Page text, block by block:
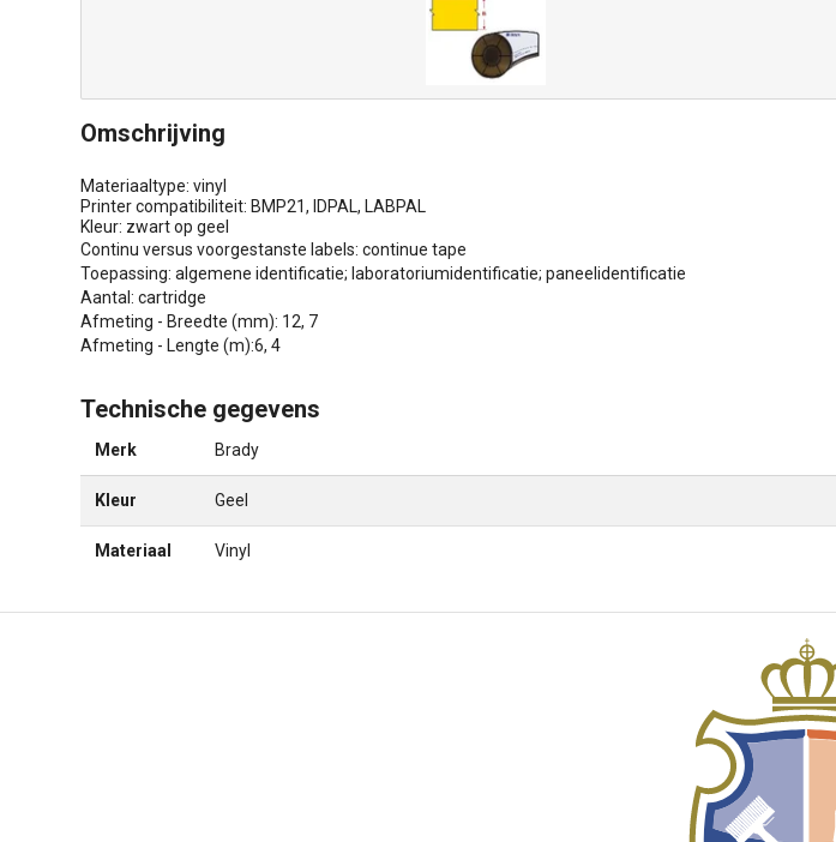
Omschrijving
Materiaaltype: vinyl
Printer compatibiliteit: BMP21, IDPAL, LABPAL
Kleur: zwart op geel
Continu versus voorgestanste labels: continue tape
Toepassing: algemene identificatie; laboratoriumidentificatie; paneelidentificatie
Aantal: cartridge
Afmeting - Breedte (mm): 12, 7
Afmeting - Lengte (m):6, 4
Technische gegevens
Merk Brady
Kleur Geel
Materiaal Vinyl